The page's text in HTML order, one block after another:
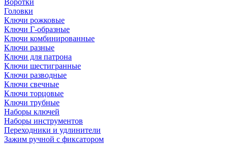
Воротки
Головки
Ключи рожковые
Ключи Г-образные
Ключи комбинированные
Ключи разные
Ключи для патрона
Ключи шестигранные
Ключи разводные
Ключи свечные
Ключи торцовые
Ключи трубные
Наборы ключей
Наборы инструментов
Переходники и удлинители
Зажим ручной с фиксатором